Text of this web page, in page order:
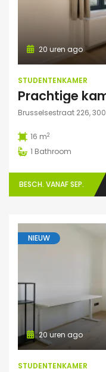
20 uren ago
STUDENTENKAMER
Prachtige
Brusselsestraat 226,
16 m2
1 Bathroom
BESCH. VANAF SEP.
NIEUW
20 uren ago
STUDENTENKAMER